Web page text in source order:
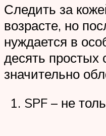
Следить за
возрасте, но
нуждается в
десять простых
значительно
SPF – не